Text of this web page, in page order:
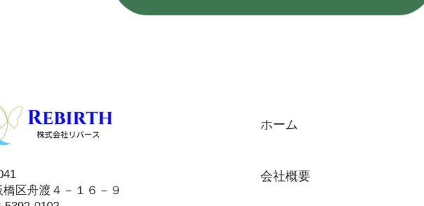
区舟渡４－１６－９
​ホーム
​会社概要